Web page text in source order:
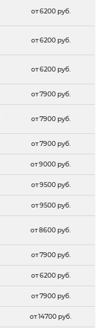
от 6200 руб.
от 6200 руб.
от 6200 руб.
от 7900 руб.
от 7900 руб.
от 7900 руб.
от 9000 руб.
от 9500 руб.
от 9500 руб.
от 8600 руб.
от 7900 руб.
от 6200 руб.
от 7900 руб.
от 14700 руб.